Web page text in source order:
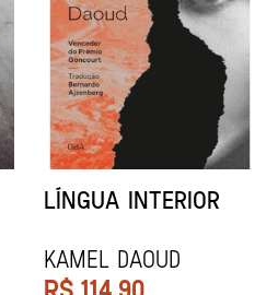
LÍNGUA INTERIOR
KAMEL DAOUD
R$ 114,90